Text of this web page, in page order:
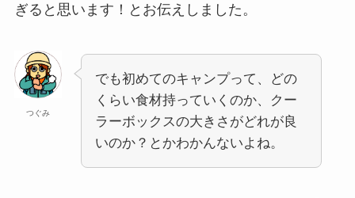
ぎると思います！とお伝えしました。
つぐみ
でも初めてのキャンプって、どの
くらい食材持っていくのか、クー
ラーボックスの大きさがどれが良
いのか？とかわかんないよね。